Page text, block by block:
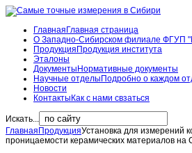
Главная Главная страница
О Западно-Сибирском филиале ФГУП
Продукция Продукция института
Эталоны
Документы Нормативные документы
Научные отделы Подробно о каждом
Новости
Контакты Как с нами свзаться
Искать...
Главная ПродукцияУстановка для измерений
проницаемости керамических материалов